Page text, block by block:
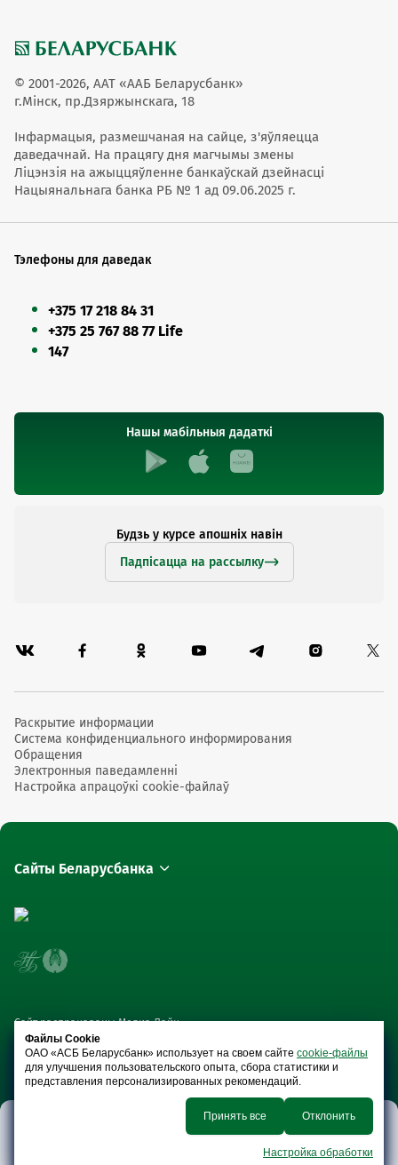
© 2001-2026, ААТ «ААБ Беларусбанк»
г.Мінск, пр.Дзяржынскага, 18
Інфармацыя, размешчаная на сайце, з'яўляецца
даведачнай. На працягу дня магчымы змены
Ліцэнзія на ажыццяўленне банкаўскай дзейнасці
Нацыянальнага банка РБ № 1 ад 09.06.2025 г.
Тэлефоны для даведак
+375 17 218 84 31
+375 25 767 88 77 Life
147
Нашы мабільныя дадаткі
Будзь у курсе апошніх навін
Падпісацца на рассылку
Раскрытие информации
Система конфиденциального информирования
Обращения
Электронныя паведамленні
Настройка апрацоўкі cookie-файлаў
Сайты Беларусбанка
Сайт распрацаваны Медиа Лайн
Анлайн-
сэрвісы
Файлы Cookie
ОАО «АСБ Беларусбанк» использует на своем сайте cookie-файлы
для улучшения пользовательского опыта, сбора статистики и
представления персонализированных рекомендаций.
Принять все Отклонить
Настройка обработки